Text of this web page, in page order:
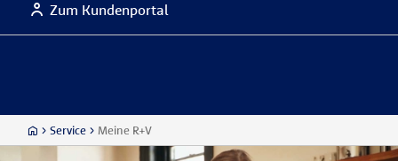
Zum Kundenportal
Service Meine R+V